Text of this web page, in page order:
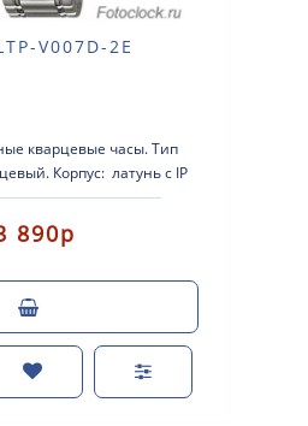
V007D-2E
кварцевые часы. Тип
Корпус: латунь с IP
Бр..
890р